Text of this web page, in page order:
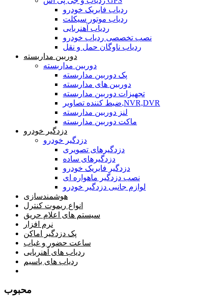
ردیاب فابریک خودرو
ردیاب موتور سیکلت
ردیاب آهنربایی
نصب تخصصی ردیاب خودرو
ردیاب ناوگان حمل و نقل
دوربین مداربسته
دوربین مداربسته
پک دوربین مداربسته
دوربین های مداربسته
تجهیزات دوربین مداربسته
ضبط کننده تصاویر,NVR,DVR
لنز دوربین مداربسته
ماکت دوربین مداربسته
دزدگیر خودرو
دزدگیر خودرو
دزدگیرهای تصویری
دزدگیرهای ساده
دزدگیر فابریک خودرو
نصب دزدگیر ماهواره ای
لوازم جانبی دزدگیر خودرو
هوشمندسازی
انواع ریموت کنترل
سیستم های اعلام حریق
نرم افزار
پک دزدگیر اماکن
ساعت حضور و غیاب
ردیاب های آهنربایی
ردیاب های باسیم
محبوب